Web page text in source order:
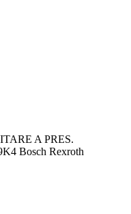
A PRES.
Bosch Rexroth